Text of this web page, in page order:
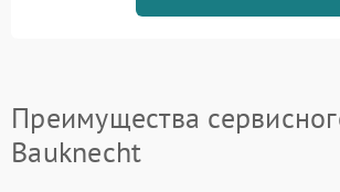
Преимущества
Bauknecht